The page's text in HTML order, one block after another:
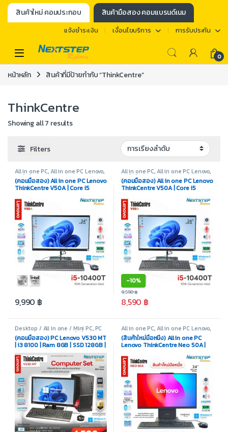
สินค้าใหม่ คอมประกอบ สินค้ามือสอง คอมแบรนด์เนม
แจ้งชำระเงิน เงื่อนไขบริการ การรับประกัน
0
หน้าหลัก สินค้าที่มีป้ายกำกับ “ThinkCentre”
ThinkCentre
Showing all 7 results
Filters
All in one PC,All in one PC Lenovo,
สินค้ามือสอง
(คอมมือสอง) All in one PC Lenovo
ThinkCentre V50A | Core i5
Intel UHD | Display 24″
9,990 ฿
All in one PC,All in one PC Lenovo,
สินค้ามือสอง
(คอมมือสอง) All in one PC Lenovo
ThinkCentre V50A | Core i5
Intel UHD | Display 24″
-10%
8,590 ฿
9,590฿
Desktop / All in one / Mini PC,PC
Set PC Set Lenovo สินค้ามือสอง
(คอมมือสอง) PC Lenovo V530 MT
| i3 8100 | Ram 8GB | SSD 128GB |
Intel UHD | Monitor 19.5″ |
License Win10 Pro OEM
All in one PC,All in one PC Lenovo,
Desktop / All in one / Mini PC ,
สินค้ามือสอง
(สินค้าใหม่มือหนึ่ง) All in one PC
Lenovo ThinkCentre Neo 50A |
256GB | Intel UHD | Display 24″ |
รับประกันศูนย์ยาว ถึง 3/2028